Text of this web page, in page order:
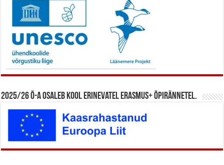
2025/26 õ-a osaleb kool erinevatel Erasmus+ õpirännetel.